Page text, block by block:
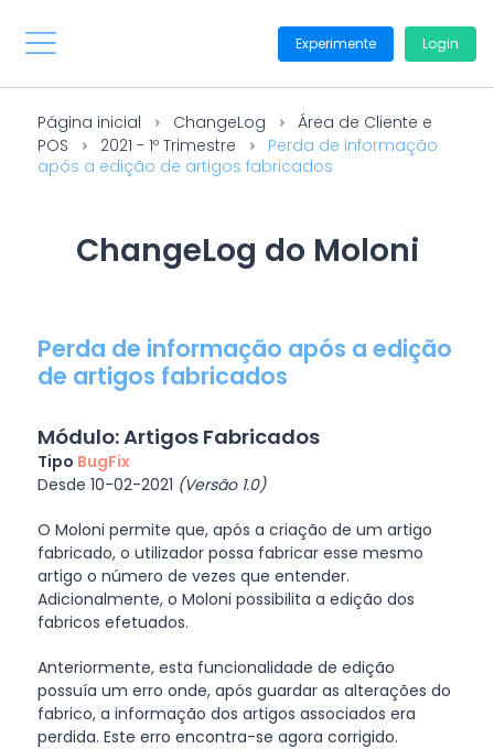
Experimente Login
Página inicial ChangeLog
Área de Cliente e
POS
2021 - 1º Trimestre
Perda de informação
após a edição de artigos fabricados
ChangeLog do Moloni
Perda de informação após a edição
de artigos fabricados
Módulo: Artigos Fabricados
Tipo BugFix
Desde 10-02-2021 (Versão 1.0)
O Moloni permite que, após a criação de um artigo
fabricado, o utilizador possa fabricar esse mesmo
artigo o número de vezes que entender.
Adicionalmente, o Moloni possibilita a edição dos
fabricos efetuados.
Anteriormente, esta funcionalidade de edição
possuía um erro onde, após guardar as alterações do
fabrico, a informação dos artigos associados era
perdida. Este erro encontra-se agora corrigido.